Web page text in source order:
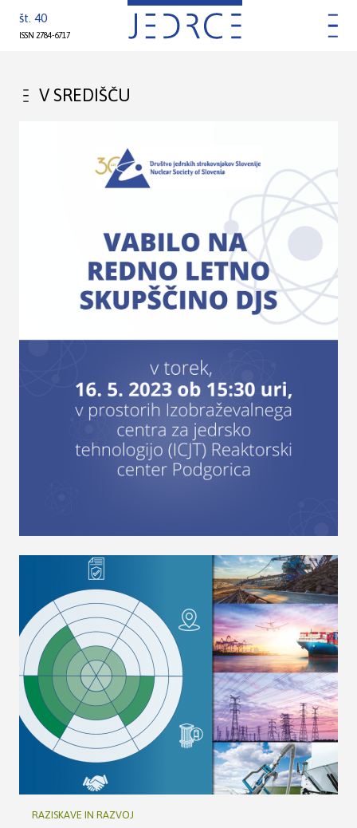
št. 40
ISSN 2784-6717
V SREDIŠČU
RAZISKAVE IN RAZVOJ